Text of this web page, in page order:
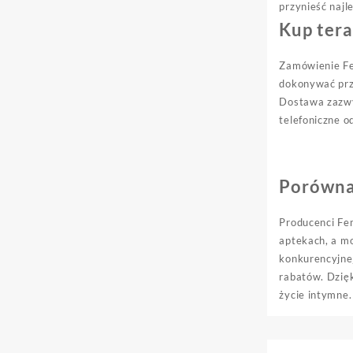
przynieść
Kup
Zamówienie
dokonywać
Dostawa
telefoniczne
Producenci
aptekach, a
rabatów.
życie intymne.